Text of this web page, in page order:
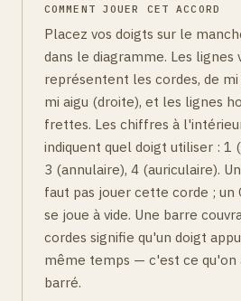
COMMENT JOUER CET ACCORD
Placez vos doigts sur le
dans le diagramme. Les lignes
représentent les cordes, de
mi aigu (droite), et les lignes
frettes. Les chiffres à
indiquent quel doigt utiliser : 1
3 (annulaire), 4 (auriculaire).
faut pas jouer cette corde ; un
se joue à vide. Une barre
cordes signifie qu'un doigt
même temps — c'est ce qu'on
barré.